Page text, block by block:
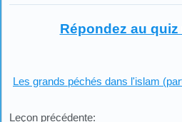
Répondez au
Leçon précédente:
Les grands péchés dans l'islam